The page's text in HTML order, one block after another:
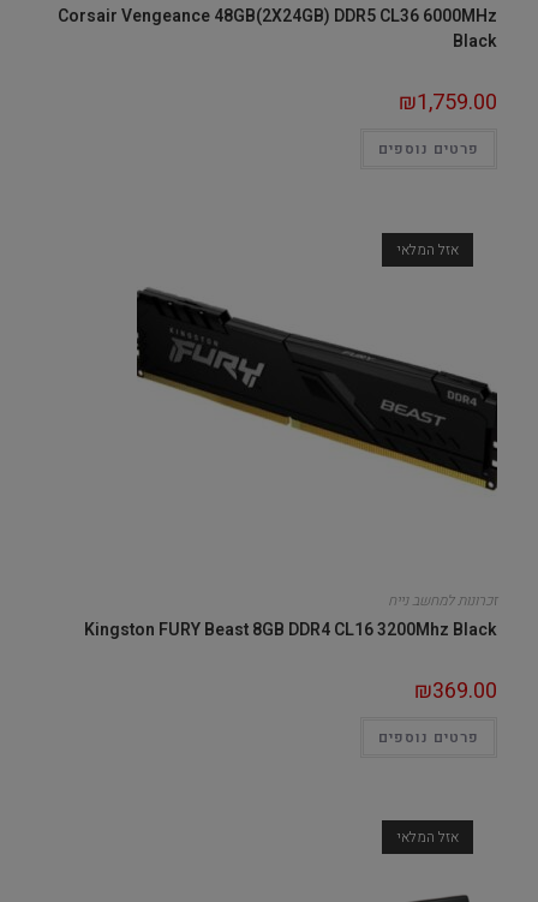
Corsair Vengeance 48GB(2X24GB) DDR5 CL36 6000MHz
Black
₪1,759.00
פרטים נוספים
אזל המלאי
זכרונות למחשב נייח
Kingston FURY Beast 8GB DDR4 CL16 3200Mhz Black
₪369.00
פרטים נוספים
אזל המלאי